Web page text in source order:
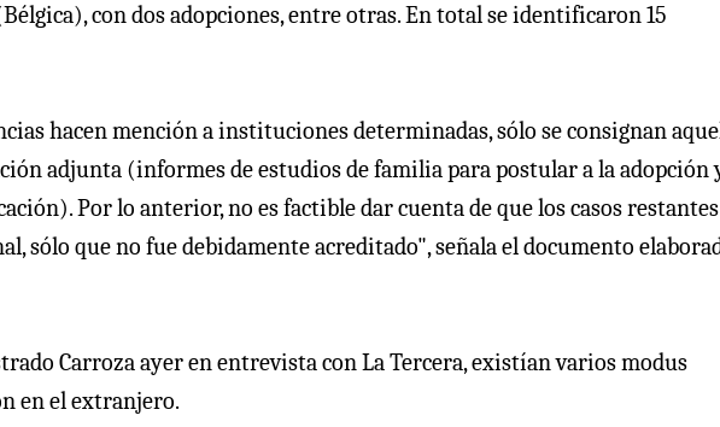
con dos adopciones, entre otras. En total se identificaron 15
hacen mención a instituciones determinadas, sólo se consignan
adjunta (informes de estudios de familia para postular a la adopción
Por lo anterior, no es factible dar cuenta de que los casos
sólo que no fue debidamente acreditado", señala el documento
Carroza ayer en entrevista con La Tercera, existían varios modus
en el extranjero.